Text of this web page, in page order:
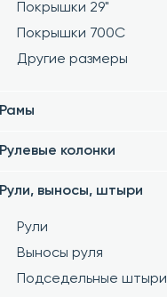
Покрышки 29"
Покрышки 700C
Другие размеры
Рамы
Рулевые колонки
Рули, выносы, штыри
Рули
Выносы руля
Подседельные штыри